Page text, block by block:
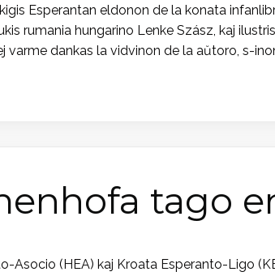
Esperantan eldonon de la konata
rumania hungarino Lenke Szász, kaj
dankas la vidvinon de la aŭtoro, s-
tago
Asocio (HEA) kaj Kroata Esperanto-Ligo